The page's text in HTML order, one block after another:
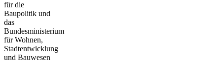
für die
Baupolitik und
das
Bundesministerium
für Wohnen,
Stadtentwicklung
und Bauwesen